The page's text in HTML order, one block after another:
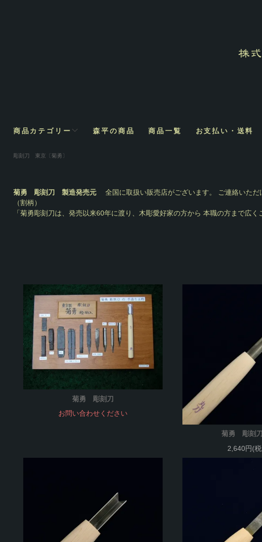
商品カテゴリー 森平の商品 商品一覧 お支払い・送料
彫刻刀 東京〔菊勇〕
菊勇 彫刻刀 製造発売元 全国に取扱い販売店がございます。 ご連絡いた
（割柄）
「菊勇彫刻刀は、発売以来60年に渡り、木彫愛好家の方から 本職の方まで広
菊勇 彫刻刀
お問い合わせください
菊勇 彫刻
2,640円(